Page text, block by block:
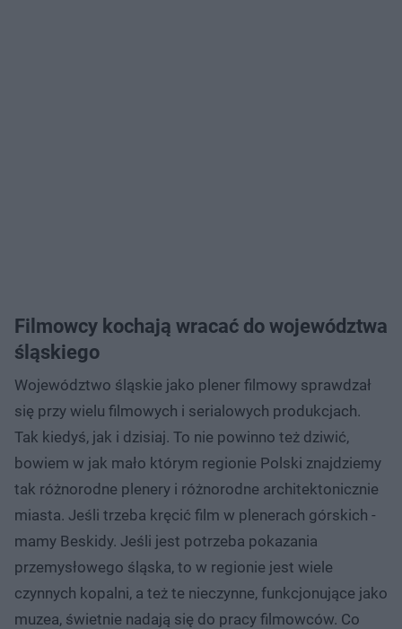
Filmowcy kochają wracać do województwa
śląskiego
Województwo śląskie jako plener filmowy sprawdzał
się przy wielu filmowych i serialowych produkcjach.
Tak kiedyś, jak i dzisiaj. To nie powinno też dziwić,
bowiem w jak mało którym regionie Polski znajdziemy
tak różnorodne plenery i różnorodne architektonicznie
miasta. Jeśli trzeba kręcić film w plenerach górskich -
mamy Beskidy. Jeśli jest potrzeba pokazania
przemysłowego śląska, to w regionie jest wiele
czynnych kopalni, a też te nieczynne, funkcjonujące jako
muzea, świetnie nadają się do pracy filmowców. Co